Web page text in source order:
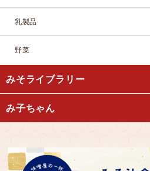
乳製品
野菜
みそライブラリー
み子ちゃん